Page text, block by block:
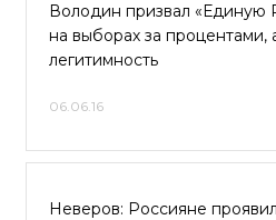
Володин призвал «Единую
на выборах за процентами,
легитимность
06.06.16
Неверов: Россияне